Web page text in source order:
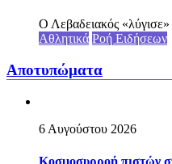
Ο Λεβαδειακός
Αθλητικά Ροή Ειδήσεων
Αποτυπώματα
6 Αυγούστου 2026
Κοσμοσυρροή πιστών